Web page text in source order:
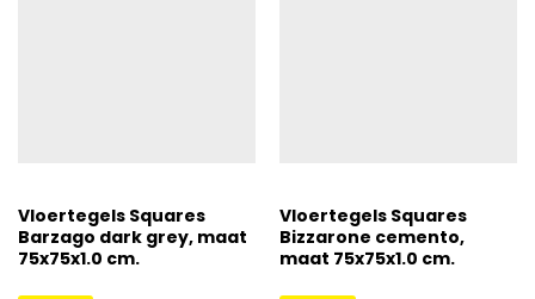
Vloertegels Squares
Barzago dark grey, maat
75x75x1.0 cm.
Vloertegels Squares
Bizzarone cemento,
maat 75x75x1.0 cm.